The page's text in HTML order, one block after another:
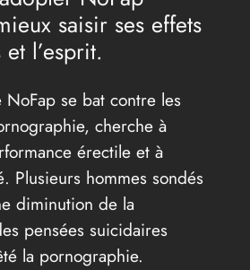
saisir ses effets
l’esprit.
NoFap se bat contre les
cherche à
érectile et à
Plusieurs hommes sondés
diminution de la
pensées suicidaires
la pornographie.